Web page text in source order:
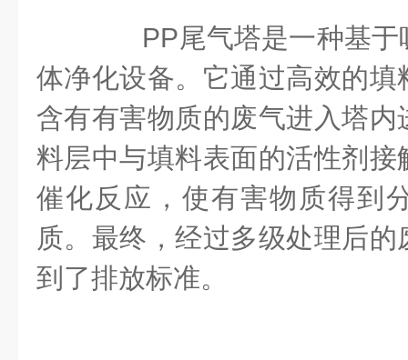
PP尾气塔是一种基于
体净化设备。它通过高效的
含有有害物质的废气进入塔
料层中与填料表面的活性剂
催化反应，使有害物质得到
质。最终，经过多级处理后
到了排放标准。